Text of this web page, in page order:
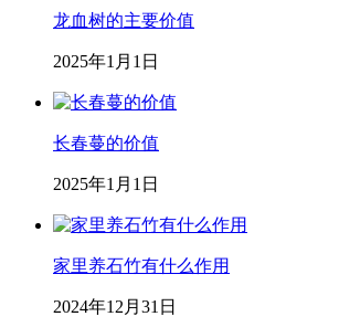
龙血树的主要价值
2025年1月1日
长春蔓的价值
2025年1月1日
家里养石竹有什么作用
2024年12月31日